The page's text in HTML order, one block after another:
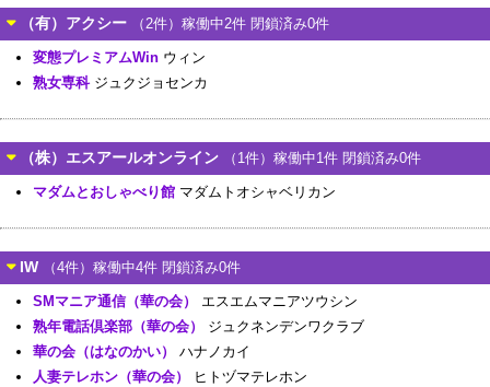
（有）アクシー （2件）稼働中2件 閉鎖済み0件
変態プレミアムWin ウィン
熟女専科ジュクジョセンカ
（株）エスアールオンライン （1件）稼働中1件 閉鎖済み0件
マダムとおしゃべり館 マダムトオシャベリカン
IW （4件）稼働中4件 閉鎖済み0件
SMマニア通信（華の会）
エスエムマニアツウシン
熟年電話倶楽部（華の会）
ジュクネンデンワクラブ
華の会（はなのかい）
ハナノカイ
人妻テレホン（華の会）
ヒトヅマテレホン